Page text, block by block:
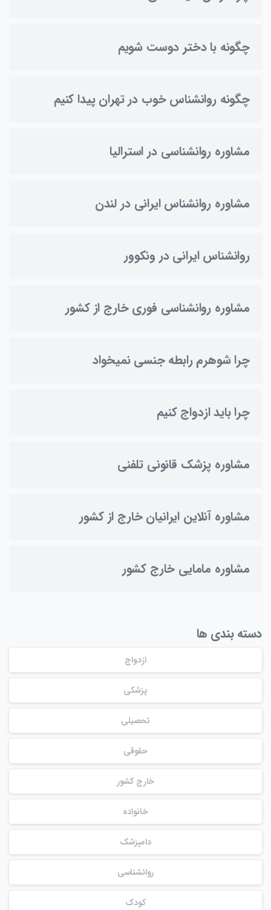
چگونه با دختر دوست شویم
چگونه روانشناس خوب در تهران پیدا کنیم
مشاوره روانشناسی در استرالیا
مشاوره روانشناس ایرانی در لندن
روانشناس ایرانی در ونکوور
مشاوره روانشناسی فوری خارج از کشور
چرا شوهرم رابطه جنسی نمیخواد
چرا باید ازدواج کنیم
مشاوره پزشک قانونی تلفنی
مشاوره آنلاین ایرانیان خارج از کشور
مشاوره مامایی خارج کشور
دسته بندی ها
ازدواج
پزشکی
تحصیلی
حقوقی
خارج کشور
خانواده
دامپزشک
روانشناسی
کودک